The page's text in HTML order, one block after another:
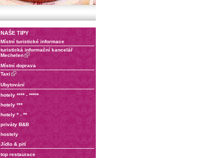
NAŠE TIPY
Místní turistické informace
turistická informační kancelář
Mechelen
Místní doprava
Taxi
Ubytování
hotely **** - *****
hotely ***
hotely * - **
priváty B&B
hostely
Jídlo & pití
top restaurace